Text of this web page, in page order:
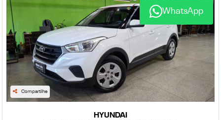
Compartilhe
HYUNDAI
WhatsApp